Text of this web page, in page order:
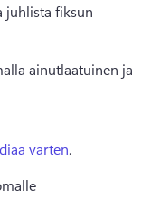
juhlista fiksun
ainutlaatuinen ja
varten.